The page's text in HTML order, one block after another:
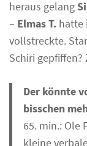
heraus gelang
– Elmas T. hatte
vollstreckte.
Schiri gepfiffen?
Der könnte
bisschen
65. min.: Ole
kleine